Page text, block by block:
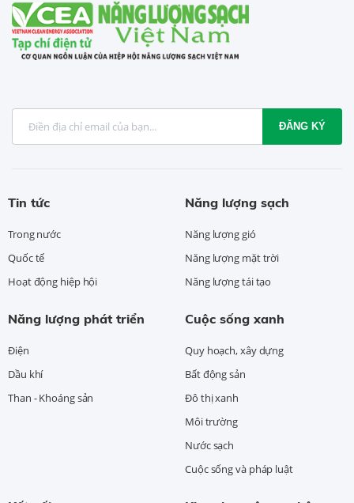
ĐĂNG KÝ
Tin tức
Trong nước
Quốc tế
Hoạt động hiệp hội
Năng lượng sạch
Năng lượng gió
Năng lượng mặt trời
Năng lượng tái tạo
Năng lượng phát triển
Điện
Dầu khí
Than - Khoáng sản
Cuộc sống xanh
Quy hoạch, xây dựng
Bất động sản
Đô thị xanh
Môi trường
Nước sạch
Cuộc sống và pháp luật